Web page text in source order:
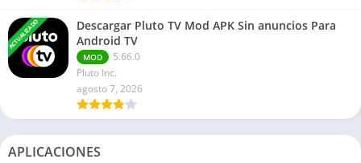
ACTUALIZADO
Descargar Pluto TV Mod APK Sin anuncios Para
Android TV
MOD
5.66.0
Pluto Inc.
agosto 7, 2026
APLICACIONES